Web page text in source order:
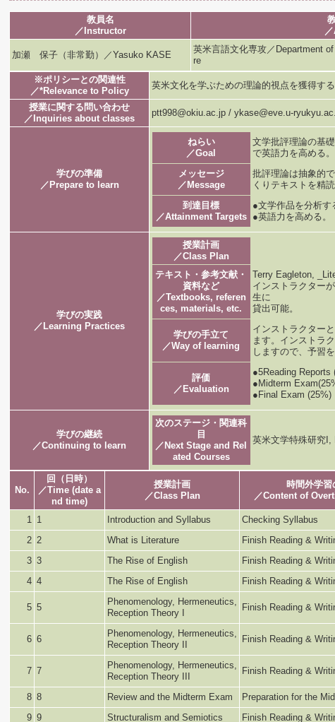
教員名
／Instructor
加瀬 保子（非常勤）／Yasuko KASE
英米言語文化専攻／Department
re
※ポリシーとの関連性
／*Relevance to Policy
英米文化を学ぶための理論的視点を獲得する
授業に関する問い合わせ
／Inquiries about classes
ptt998@okiu.ac.jp / ykase@eve.u-
学びの準備
／Prepare to learn
ねらい
／Goal
文学批評理論の基
で英語力を高める。
メッセージ
／Message
批評理論は抽象的
くりテキストを精
到達目標
／Attainment Targets
●文学作品を分析す
●英語力を高める。
学びの実践
／Learning Practices
授業計画
／Class Plan
テキスト・参考文献・
資料など
／Textbooks, referen
ces, materials, etc.
Terry Eagleton,
インストラクター
生に
貸出可能。
学びの手立て
／Way of learning
インストラクター
ます。インストラ
しますので、予習
評価
／Evaluation
●5Reading Reports
●Midterm
●Final Exam (25%)
学びの継続
／Continuing to learn
次のステージ・関連科
目
／Next Stage and Rel
ated Courses
英米文学特殊研究I,
No.
回（日時）
／Time (date a
nd time)
授業計画
／Class Plan
時間外学習
／Content of
1 1 Introduction and Syllabus
Checking Syllabus
2 2 What is Literature
Finish Reading &
3 3 The Rise of English
Finish Reading &
4 4 The Rise of English Finish Reading &
5 5
Phenomenology, Hermeneutics,
Reception Theory I
Finish Reading &
6 6
Phenomenology, Hermeneutics,
Reception Theory II
Finish Reading &
7 7
Phenomenology, Hermeneutics,
Reception Theory III
Finish Reading &
8 8 Review and the Midterm Exam
Preparation for the
9 9 Structuralism and Semiotics Finish Reading &